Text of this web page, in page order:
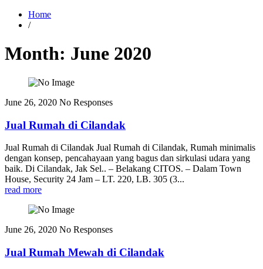
Home
/
Month: June 2020
June 26, 2020 No Responses
Jual Rumah di Cilandak
Jual Rumah di Cilandak Jual Rumah di Cilandak, Rumah minimalis
dengan konsep, pencahayaan yang bagus dan sirkulasi udara yang
baik. Di Cilandak, Jak Sel.. – Belakang CITOS. – Dalam Town
House, Security 24 Jam – LT. 220, LB. 305 (3...
read more
June 26, 2020 No Responses
Jual Rumah Mewah di Cilandak